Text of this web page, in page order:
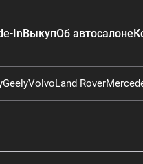
InВыкупОб автосалоне
GeelyVolvoLand Rover